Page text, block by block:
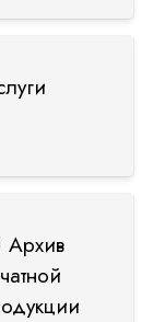
Архив